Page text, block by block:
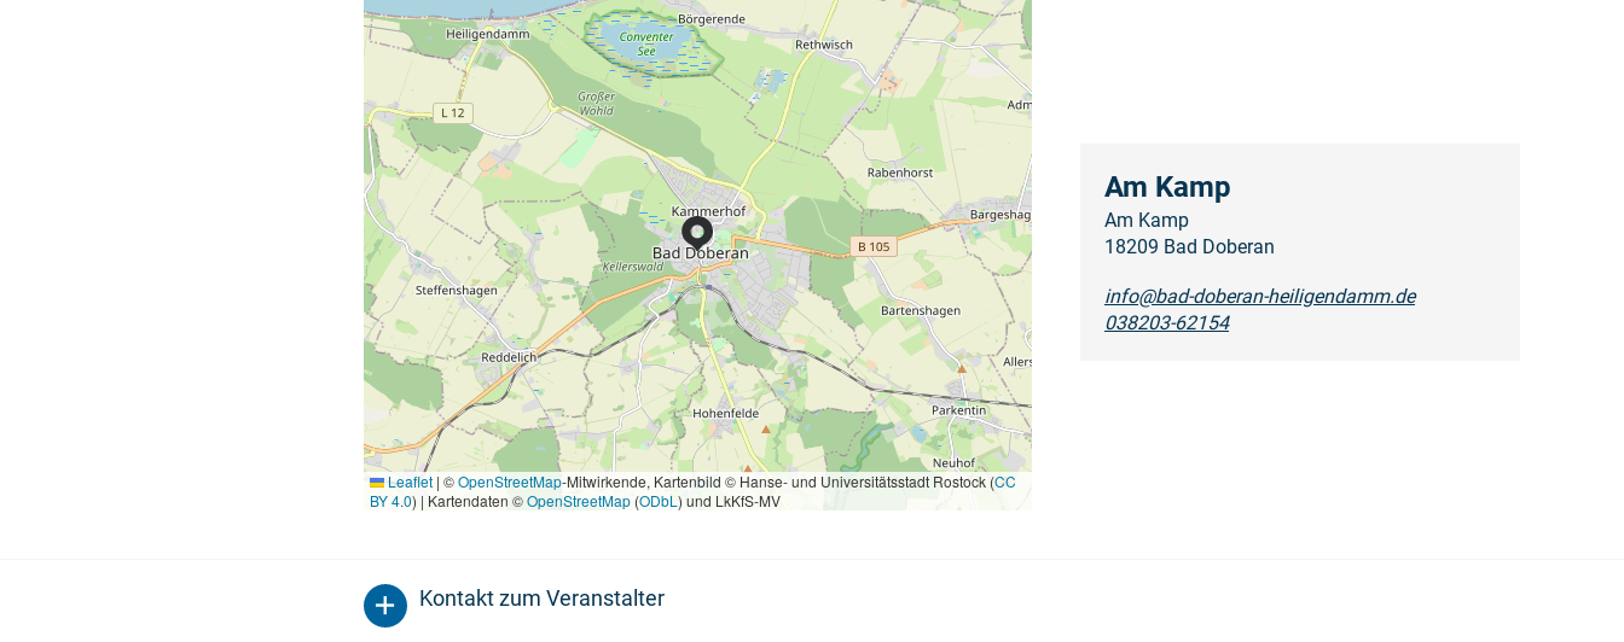
Leaflet | ©OpenStreetMap-Mitwirkende, Kartenbild © Hanse- und Universitätsstadt Rostock (CC
BY 4.0) | Kartendaten ©OpenStreetMap(ODbL ) und LkKfS-MV
Am Kamp
Am Kamp
18209 Bad Doberan
info@bad-doberan-heiligendamm.de
038203-62154
Kontakt zum Veranstalter